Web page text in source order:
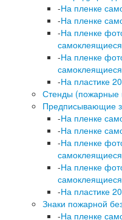
-На пленке
-На пленке
-На пленке
самоклеящиеся
-На пленке
-На пластике
Стенды (пожарные
Предписывающие
-На пленке
-На пленке
-На пленке
самоклеящиеся
-На пленке
-На пластике
Знаки пожарной
-На пленке